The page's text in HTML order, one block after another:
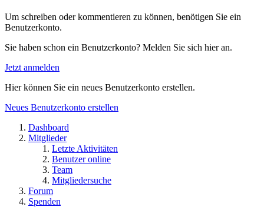
Um schreiben oder kommentieren zu können, benötigen Sie ein
Benutzerkonto.
Sie haben schon ein Benutzerkonto? Melden Sie sich hier an.
Jetzt anmelden
Hier können Sie ein neues Benutzerkonto erstellen.
Neues Benutzerkonto erstellen
Dashboard
Mitglieder
Letzte Aktivitäten
Benutzer online
Team
Mitgliedersuche
Forum
Spenden